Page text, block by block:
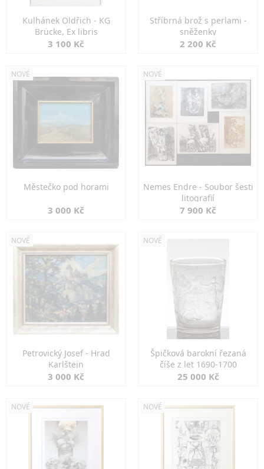
Kulhánek Oldřich - KG
Brücke, Ex libris
3 100 Kč
Stříbrná brož s perlami -
sněženky
2 200 Kč
NOVÉ
Městečko pod horami
3 000 Kč
NOVÉ
Nemes Endre - Soubor šesti
litografií
7 900 Kč
NOVÉ
Petrovický Josef - Hrad
Karlštejn
3 000 Kč
NOVÉ
Špičková barokní řezaná
číše z let 1690-1700
25 000 Kč
NOVÉ NOVÉ